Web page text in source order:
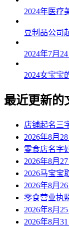
2024年医疗
豆制品公司
2024年7月
2024女宝宝
最近更新的
店铺起名三
2026年8月
零食店名字
2026年8月
2026马宝宝
2026年8月
零食营业执
2026年8月
2026年8月